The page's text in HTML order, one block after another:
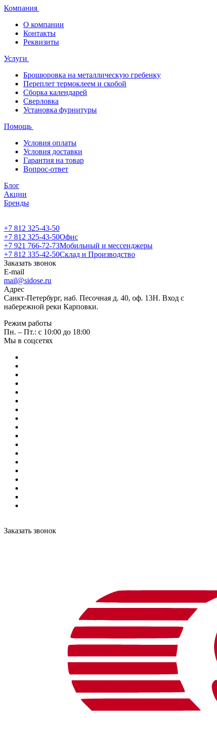
Компания
О компании
Контакты
Реквизиты
Услуги
Брошюровка на металлическую гребенку
Переплет термоклеем и скобой
Сборка календарей
Сверловка
Установка фурнитуры
Помощь
Условия оплаты
Условия доставки
Гарантия на товар
Вопрос-ответ
Блог
Акции
Бренды
+7 812 325-43-50
+7 812 325-43-50Офис
+7 921 766-72-73Мобильный и мессенджеры
+7 812 335-42-50Склад и Производство
Заказать звонок
E-mail
mail@sidose.ru
Адрес
Санкт-Петербург, наб. Песочная д. 40, оф. 13Н. Вход с
набережной реки Карповки.
Режим работы
Пн. – Пт.: с 10:00 до 18:00
Мы в соцсетях
Заказать звонок